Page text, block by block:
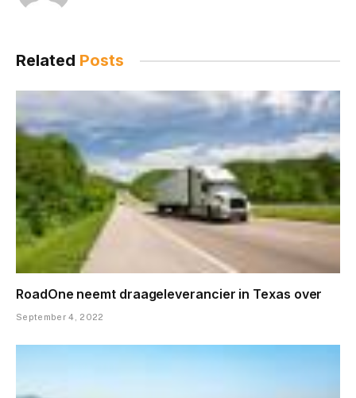
Related Posts
RoadOne neemt draageleverancier in Texas over
September 4, 2022